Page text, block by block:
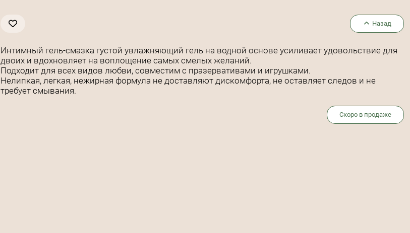
Назад
Интимный гель-смазка густой увлажняющий гель на водной основе усиливает удовольствие для
двоих и вдохновляет на воплощение самых смелых желаний.
Подходит для всех видов любви, совместим с празервативами и игрушками.
Нелипкая, легкая, нежирная формула не доставляют дискомфорта, не оставляет следов и не
требует смывания.
Скоро в продаже